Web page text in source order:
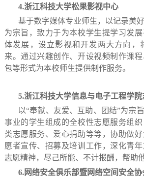
4.浙江科技大学松果影视中心
基于数字媒体专业师生，以记录美
为宗旨，致力于为本校学生提学习发
体发展，设立影视和开发两大方向，
来。通过兴趣创作、开设视频制作课
包等形式为本校师生提供制作服务。
5.浙江科技大学信息与电子工程学
以“奉献、友爱、互助、团结”为宗
事业的学生组成的全校性志愿服务组
类志愿服务、爱心捐助等等，协助做
愿者宣传、招募及培训工作，深化青
志愿精神，尽己所能、不计报酬，帮助
6.网络安全俱乐部暨网络空间安全协